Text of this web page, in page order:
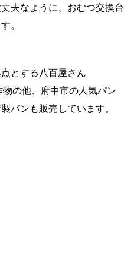
夫なように、おむつ交換台
。
とする八百屋さん
の他、府中市の人気パン
パンも販売しています。